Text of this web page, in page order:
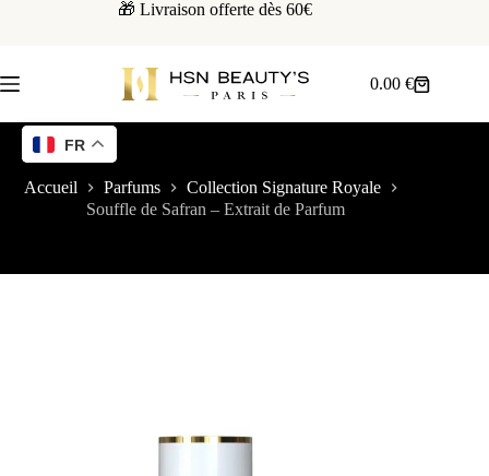
🎁 Livraison offerte dès 60€
0.00€
Accueil Parfums
Collection Signature Royale
Souffle de Safran – Extrait de Parfum
FR